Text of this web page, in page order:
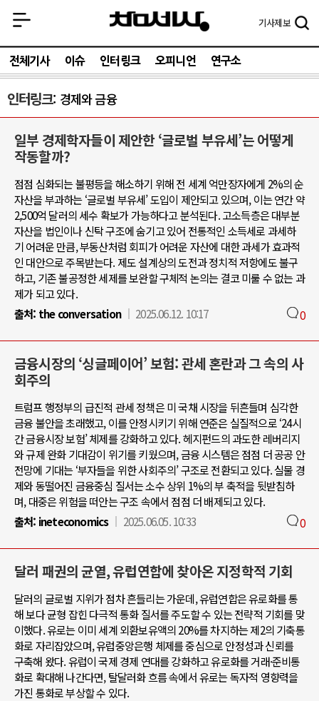
기사제보
전체기사 이슈 인터링크 오피니언 연구소
인터링크 경제와 금융
일부 경제학자들이 제안한 ‘글로벌 부유세’는 어떻게
작동할까?
점점 심화되는 불평등을 해소하기 위해 전 세계 억만장자에게 2%의 순
자산을 부과하는 ‘글로벌 부유세’ 도입이 제안되고 있으며, 이는 연간 약
2,500억 달러의 세수 확보가 가능하다고 분석된다. 고소득층은 대부분
자산을 법인이나 신탁 구조에 숨기고 있어 전통적인 소득세로 과세하
기 어려운 만큼, 부동산처럼 회피가 어려운 자산에 대한 과세가 효과적
인 대안으로 주목받는다. 제도 설계상의 도전과 정치적 저항에도 불구
하고, 기존 불공정한 세제를 보완할 구체적 논의는 결코 미룰 수 없는 과
제가 되고 있다.
출처: the conversation 2025.06.12. 10:17 0
금융시장의 ‘싱글페이어’ 보험: 관세 혼란과 그 속의 사
회주의
트럼프 행정부의 급진적 관세 정책은 미 국채 시장을 뒤흔들며 심각한
금융 불안을 초래했고, 이를 안정시키기 위해 연준은 실질적으로 ‘24시
간 금융시장 보험’ 체제를 강화하고 있다. 헤지펀드의 과도한 레버리지
와 규제 완화 기대감이 위기를 키웠으며, 금융 시스템은 점점 더 공공 안
전망에 기대는 ‘부자들을 위한 사회주의’ 구조로 전환되고 있다. 실물 경
제와 동떨어진 금융중심 질서는 소수 상위 1%의 부 축적을 뒷받침하
며, 대중은 위험을 떠안는 구조 속에서 점점 더 배제되고 있다.
출처: ineteconomics 2025.06.05. 10:33 0
달러 패권의 균열, 유럽연합에 찾아온 지정학적 기회
달러의 글로벌 지위가 점차 흔들리는 가운데, 유럽연합은 유로화를 통
해 보다 균형 잡힌 다극적 통화 질서를 주도할 수 있는 전략적 기회를 맞
이했다. 유로는 이미 세계 외환보유액의 20%를 차지하는 제2의 기축통
화로 자리잡았으며, 유럽중앙은행 체제를 중심으로 안정성과 신뢰를
구축해 왔다. 유럽이 국제 경제 연대를 강화하고 유로화를 거래·준비통
화로 확대해 나간다면, 탈달러화 흐름 속에서 유로는 독자적 영향력을
가진 통화로 부상할 수 있다.